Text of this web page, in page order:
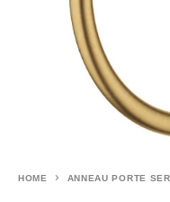
HOME ANNEAU PORTE